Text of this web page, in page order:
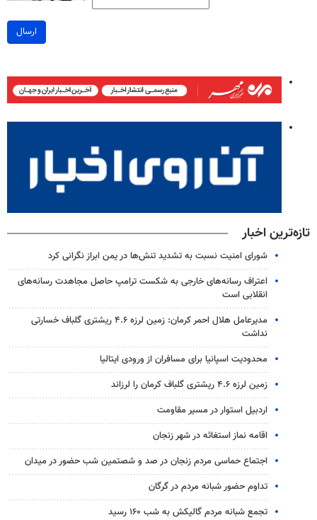
ارسال
تازه‌ترین اخبار
شورای امنیت نسبت به تشدید تنش‌ها در یمن ابراز نگرانی کرد
اعتراف رسانه‌های خارجی به شکست ترامپ حاصل مجاهدت رسانه‌های
انقلابی است
مدیرعامل هلال احمر کرمان: زمین لرزه ۴.۶ ریشتری گلباف خسارتی
نداشت
محدودیت اسپانیا برای مسافران از ورودی ایتالیا
زمین لرزه ۴.۶ ریشتری گلباف کرمان را لرزاند
اردبیل استوار در مسیر مقاومت
اقامه نماز استغاثه در شهر زنجان
اجتماع حماسی مردم زنجان در صد و شصتمین شب حضور در میدان
تداوم حضور شبانه مردم در گرگان
تجمع شبانه مردم گالیکش به شب ۱۶۰ رسید